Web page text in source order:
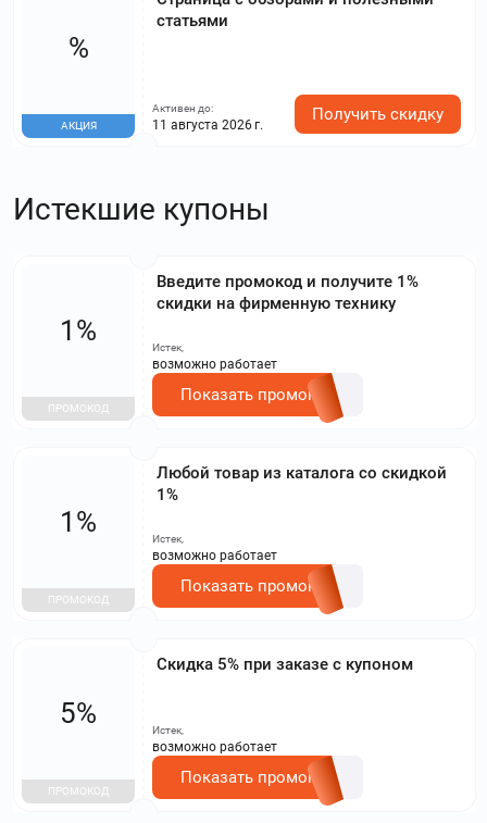
статьями
%
АКЦИЯ
Активен до:
11 августа 2026 г.
Получить скидку
Истекшие купоны
Введите промокод и получите 1%
скидки на фирменную технику
1%
ПРОМОКОД
Истек,
возможно работает
Показать промокод
Любой товар из каталога со скидкой
1%
1%
ПРОМОКОД
Истек,
возможно работает
Показать промокод
Скидка 5% при заказе с купоном
5%
ПРОМОКОД
Истек,
возможно работает
Показать промокод